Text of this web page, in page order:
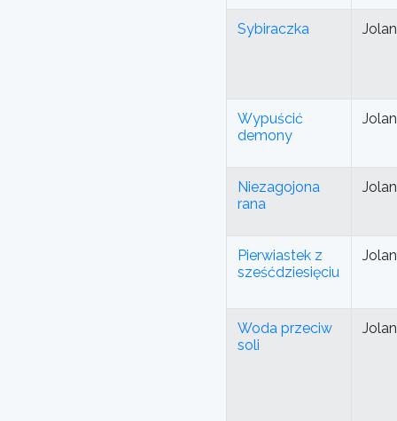
Sybiraczka
Wypuścić
demony
Niezagojona
rana
Pierwiastek z
sześćdziesięciu
Woda przeciw
soli